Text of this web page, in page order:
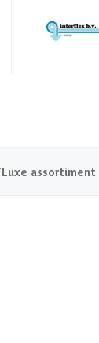
Luxe assortiment